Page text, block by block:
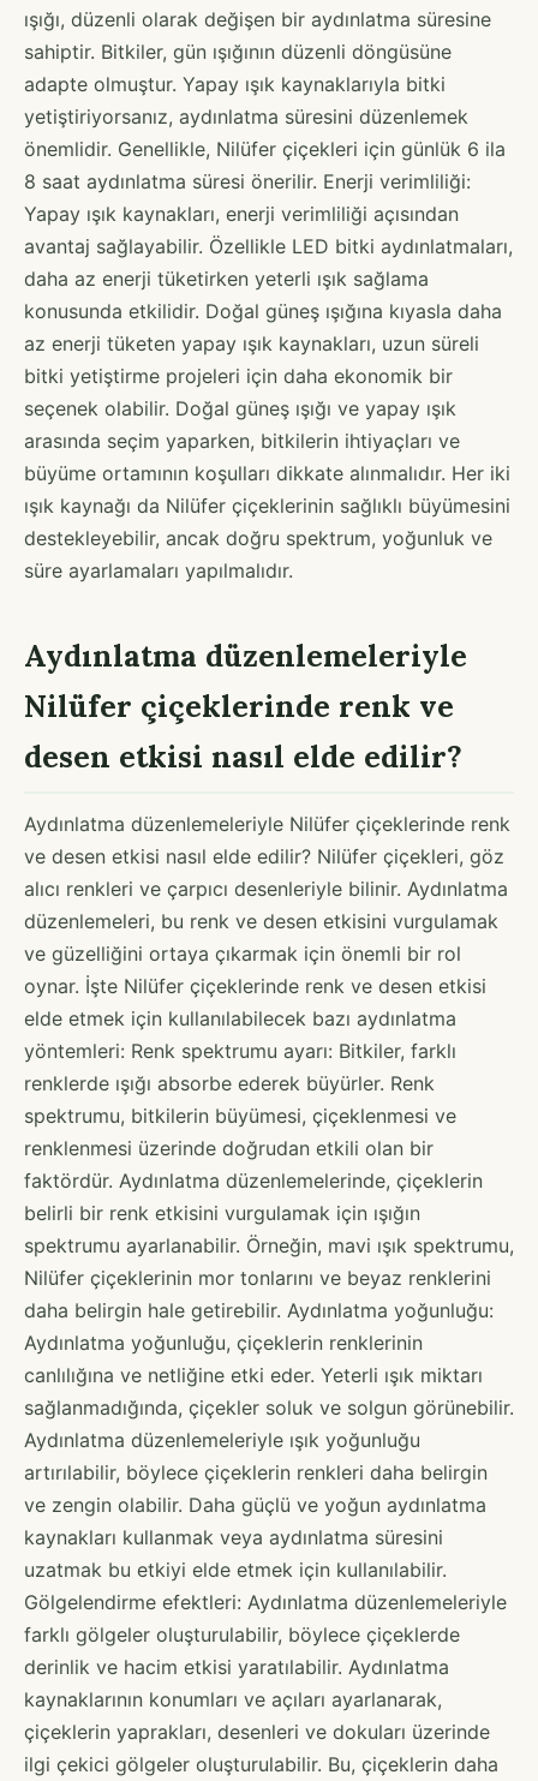
ışığı, düzenli olarak değişen bir aydınlatma süresine
sahiptir. Bitkiler, gün ışığının düzenli döngüsüne
adapte olmuştur. Yapay ışık kaynaklarıyla bitki
yetiştiriyorsanız, aydınlatma süresini düzenlemek
önemlidir. Genellikle, Nilüfer çiçekleri için günlük 6 ila
8 saat aydınlatma süresi önerilir. Enerji verimliliği:
Yapay ışık kaynakları, enerji verimliliği açısından
avantaj sağlayabilir. Özellikle LED bitki aydınlatmaları,
daha az enerji tüketirken yeterli ışık sağlama
konusunda etkilidir. Doğal güneş ışığına kıyasla daha
az enerji tüketen yapay ışık kaynakları, uzun süreli
bitki yetiştirme projeleri için daha ekonomik bir
seçenek olabilir. Doğal güneş ışığı ve yapay ışık
arasında seçim yaparken, bitkilerin ihtiyaçları ve
büyüme ortamının koşulları dikkate alınmalıdır. Her iki
ışık kaynağı da Nilüfer çiçeklerinin sağlıklı büyümesini
destekleyebilir, ancak doğru spektrum, yoğunluk ve
süre ayarlamaları yapılmalıdır.
Aydınlatma düzenlemeleriyle
Nilüfer çiçeklerinde renk ve
desen etkisi nasıl elde edilir?
Aydınlatma düzenlemeleriyle Nilüfer çiçeklerinde renk
ve desen etkisi nasıl elde edilir? Nilüfer çiçekleri, göz
alıcı renkleri ve çarpıcı desenleriyle bilinir. Aydınlatma
düzenlemeleri, bu renk ve desen etkisini vurgulamak
ve güzelliğini ortaya çıkarmak için önemli bir rol
oynar. İşte Nilüfer çiçeklerinde renk ve desen etkisi
elde etmek için kullanılabilecek bazı aydınlatma
yöntemleri: Renk spektrumu ayarı: Bitkiler, farklı
renklerde ışığı absorbe ederek büyürler. Renk
spektrumu, bitkilerin büyümesi, çiçeklenmesi ve
renklenmesi üzerinde doğrudan etkili olan bir
faktördür. Aydınlatma düzenlemelerinde, çiçeklerin
belirli bir renk etkisini vurgulamak için ışığın
spektrumu ayarlanabilir. Örneğin, mavi ışık spektrumu,
Nilüfer çiçeklerinin mor tonlarını ve beyaz renklerini
daha belirgin hale getirebilir. Aydınlatma yoğunluğu:
Aydınlatma yoğunluğu, çiçeklerin renklerinin
canlılığına ve netliğine etki eder. Yeterli ışık miktarı
sağlanmadığında, çiçekler soluk ve solgun görünebilir.
Aydınlatma düzenlemeleriyle ışık yoğunluğu
artırılabilir, böylece çiçeklerin renkleri daha belirgin
ve zengin olabilir. Daha güçlü ve yoğun aydınlatma
kaynakları kullanmak veya aydınlatma süresini
uzatmak bu etkiyi elde etmek için kullanılabilir.
Gölgelendirme efektleri: Aydınlatma düzenlemeleriyle
farklı gölgeler oluşturulabilir, böylece çiçeklerde
derinlik ve hacim etkisi yaratılabilir. Aydınlatma
kaynaklarının konumları ve açıları ayarlanarak,
çiçeklerin yaprakları, desenleri ve dokuları üzerinde
ilgi çekici gölgeler oluşturulabilir. Bu, çiçeklerin daha